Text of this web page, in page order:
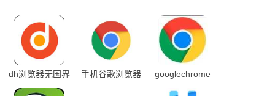
dh浏览器无国界
全球通版
手机谷歌浏览器 googlechrome